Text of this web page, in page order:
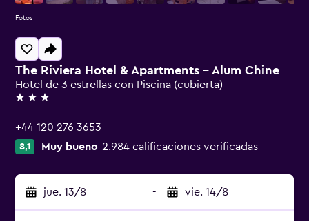
The Riviera Hotel & Apartments - Alum Chine
Hotel de 3 estrellas con Piscina (cubierta)
3 estrellas
+44 120 276 3653
8,1 Muy bueno 2.984 calificaciones verificadas
jue. 13/8 - vie. 14/8
Fotos